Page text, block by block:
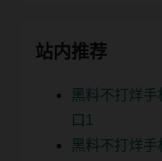
站内推荐
黑料不打烊手
口1
黑料不打烊